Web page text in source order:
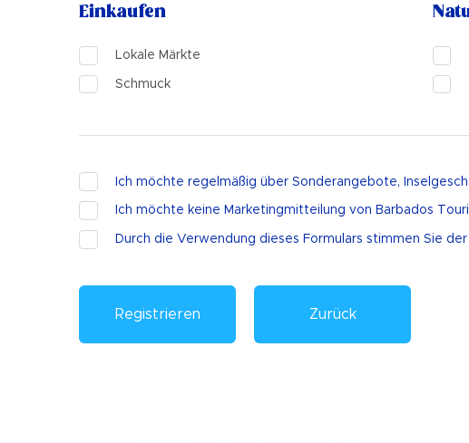
Einkaufen
Lokale Märkte
Schmuck
Geschichte und Erbe
Lokale Küche
Ich möchte regelmäßig über Sonderangebote,
Ich möchte keine Marketingmitteilung von Barbados
Durch die Verwendung dieses Formulars stimmen Sie
Zurück